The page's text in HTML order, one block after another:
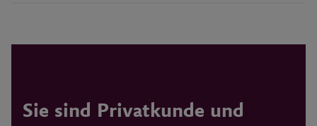
Sie sind Privatkunde und